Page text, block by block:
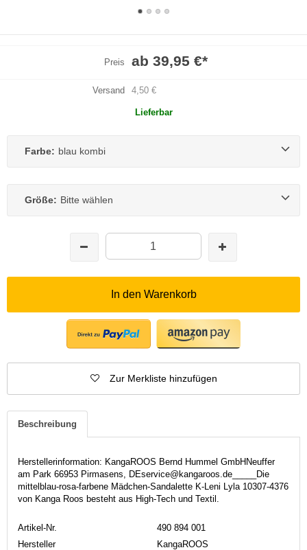
Preis ab 39,95 €*
Versand 4,50 €
Lieferbar
Farbe: blau kombi
Größe: Bitte wählen
In den Warenkorb
Zur Merkliste hinzufügen
Beschreibung
Herstellerinformation: KangaROOS Bernd Hummel GmbHNeuffer
am Park 66953 Pirmasens, DEservice@kangaroos.de_____Die
mittelblau-rosa-farbene Mädchen-Sandalette K-Leni Lyla 10307-4376
von Kanga Roos besteht aus High-Tech und Textil.
Artikel-Nr.
490 894 001
Hersteller
KangaROOS